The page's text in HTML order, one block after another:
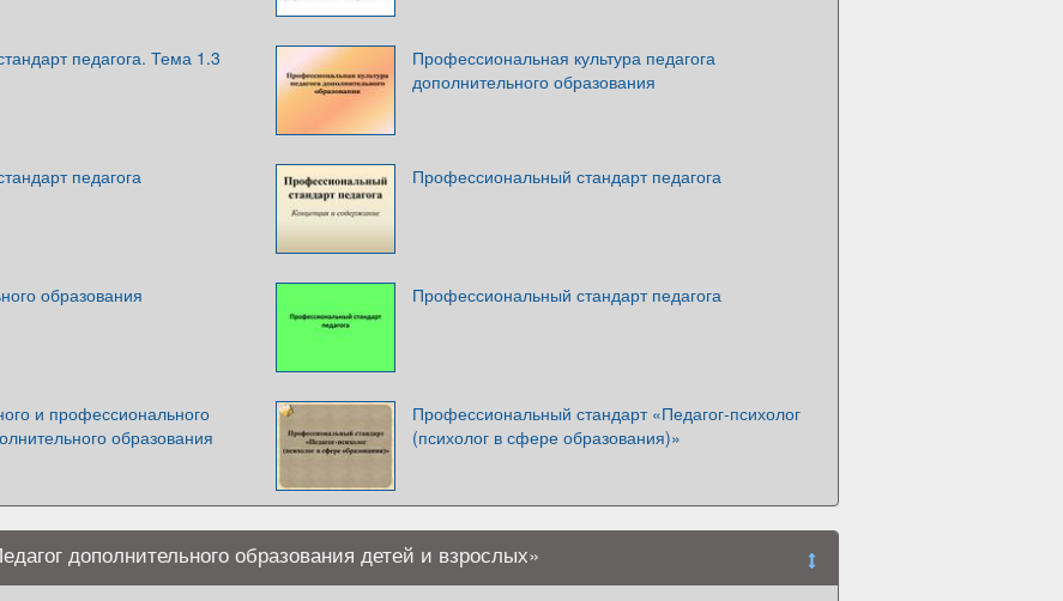
педагога. Тема 1.3
Профессиональная культура педагога
дополнительного образования
педагога Профессиональный стандарт педагога
образования Профессиональный стандарт педагога
и профессионального
образования
Профессиональный стандарт «Педагог-психолог
(психолог в сфере образования)»
дополнительного образования детей и взрослых»